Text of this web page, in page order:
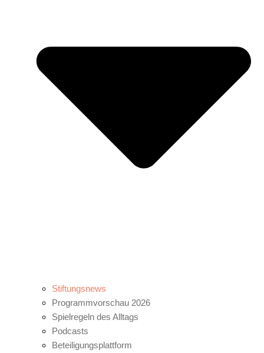
Stiftungsnews
Programmvorschau 2026
Spielregeln des Alltags
Podcasts
Beteiligungsplattform